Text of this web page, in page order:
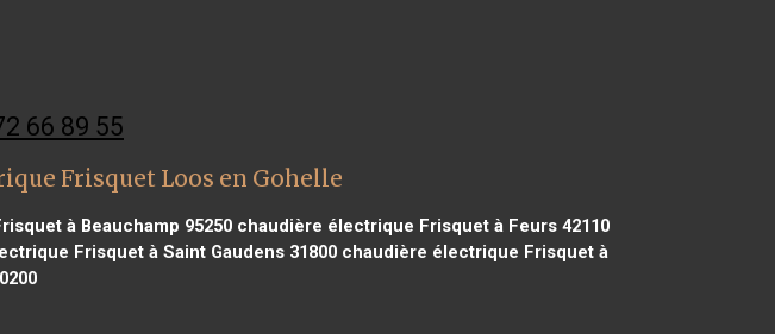
66 89 55
Frisquet Loos en Gohelle
à Beauchamp 95250chaudière électrique Frisquet à Feurs 42110
Frisquet à Saint Gaudens 31800chaudière électrique Frisquet à